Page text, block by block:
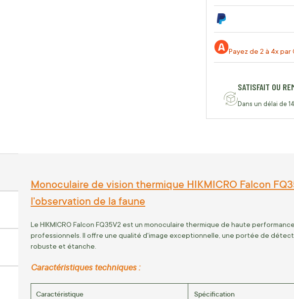
Payez de 2 à 4x par
SATISFAIT OU
Dans un délai de
Monoculaire de vision thermique HIKMICRO Falcon
l'observation de la faune
Le HIKMICRO Falcon FQ35V2 est un monoculaire thermique de haute
professionnels. Il offre une qualité d'image exceptionnelle, une portée de
robuste et étanche.
Caractéristiques techniques :
Caractéristique Spécification